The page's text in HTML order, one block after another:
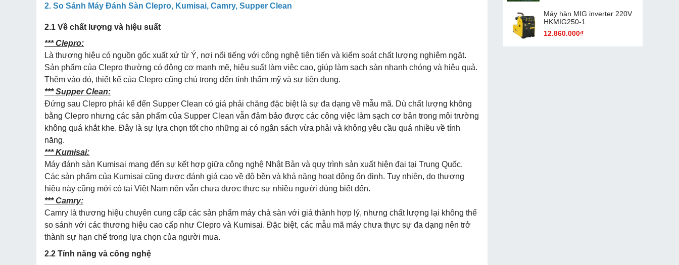
2. So Sánh Máy Đánh Sàn Clepro, Kumisai, Camry, Supper Clean
2.1 Về chất lượng và hiệu suất
*** Clepro:
Là thương hiệu có nguồn gốc xuất xứ từ Ý, nơi nổi tiếng với công nghệ tiên tiến và kiểm soát chất lượng nghiêm ngặt.
Sản phẩm của Clepro thường có động cơ mạnh mẽ, hiệu suất làm việc cao, giúp làm sạch sàn nhanh chóng và hiệu quả.
Thêm vào đó, thiết kế của Clepro cũng chú trọng đến tính thẩm mỹ và sự tiện dụng.
*** Supper Clean:
Đứng sau Clepro phải kể đến Supper Clean có giá phải chăng đặc biệt là sự đa dạng về mẫu mã. Dù chất lượng không
bằng Clepro nhưng các sản phẩm của Supper Clean vẫn đảm bảo được các công việc làm sạch cơ bản trong môi trường
không quá khắt khe. Đây là sự lựa chọn tốt cho những ai có ngân sách vừa phải và không yêu cầu quá nhiều về tính
năng.
*** Kumisai:
Máy đánh sàn Kumisai mang đến sự kết hợp giữa công nghệ Nhật Bản và quy trình sản xuất hiện đại tại Trung Quốc.
Các sản phẩm của Kumisai cũng được đánh giá cao về độ bền và khả năng hoạt động ổn định. Tuy nhiên, do thương
hiệu này cũng mới có tại Việt Nam nên vẫn chưa được thực sự nhiều người dùng biết đến.
*** Camry:
Camry là thương hiệu chuyên cung cấp các sản phẩm máy chà sàn với giá thành hợp lý, nhưng chất lượng lại không thể
so sánh với các thương hiệu cao cấp như Clepro và Kumisai. Đặc biệt, các mẫu mã máy chưa thực sự đa dạng nên trở
thành sự hạn chế trong lựa chọn của người mua.
2.2 Tính năng và công nghệ
Máy hàn MIG inverter 220V
HKMIG250-1
12.860.000₫